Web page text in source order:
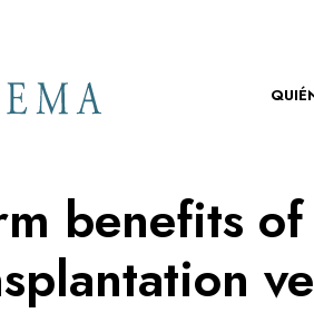
en la sangre.
benefits